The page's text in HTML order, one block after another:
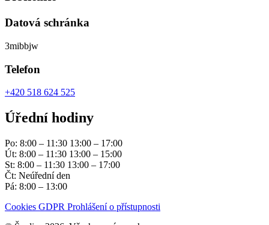
Datová schránka
3mibbjw
Telefon
+420 518 624 525
Úřední hodiny
Po: 8:00 – 11:30 13:00 – 17:00
Út: 8:00 – 11:30 13:00 – 15:00
St: 8:00 – 11:30 13:00 – 17:00
Čt: Neúřední den
Pá: 8:00 – 13:00
Cookies GDPR Prohlášení o přístupnosti